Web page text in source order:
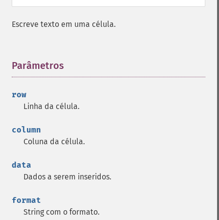
Escreve texto em uma célula.
Parâmetros
row
Linha da célula.
column
Coluna da célula.
data
Dados a serem inseridos.
format
String com o formato.